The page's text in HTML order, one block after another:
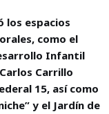
los espacios
como el
Infantil
Carrillo
15, así como
y el Jardín de